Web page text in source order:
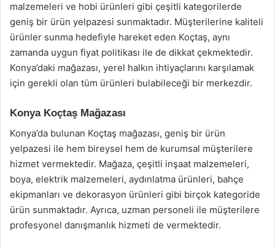
malzemeleri ve hobi ürünleri gibi çeşitli kategorilerde
geniş bir ürün yelpazesi sunmaktadır. Müşterilerine kaliteli
ürünler sunma hedefiyle hareket eden Koçtaş, aynı
zamanda uygun fiyat politikası ile de dikkat çekmektedir.
Konya’daki mağazası, yerel halkın ihtiyaçlarını karşılamak
için gerekli olan tüm ürünleri bulabileceği bir merkezdir.
Konya Koçtaş Mağazası
Konya’da bulunan Koçtaş mağazası, geniş bir ürün
yelpazesi ile hem bireysel hem de kurumsal müşterilere
hizmet vermektedir. Mağaza, çeşitli inşaat malzemeleri,
boya, elektrik malzemeleri, aydınlatma ürünleri, bahçe
ekipmanları ve dekorasyon ürünleri gibi birçok kategoride
ürün sunmaktadır. Ayrıca, uzman personeli ile müşterilere
profesyonel danışmanlık hizmeti de vermektedir.